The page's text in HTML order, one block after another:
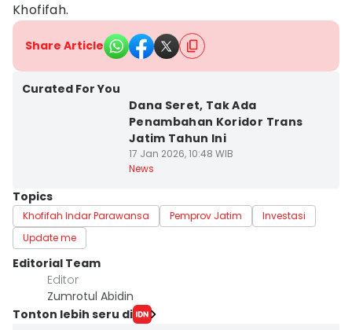
Khofifah.
Share Article
Curated For You
Dana Seret, Tak Ada
Penambahan Koridor Trans
Jatim Tahun Ini
17 Jan 2026, 10:48 WIB
News
Topics
Khofifah Indar Parawansa Pemprov Jatim
Investasi
Update me
Editorial Team
Editor
Zumrotul Abidin
Tonton lebih seru di